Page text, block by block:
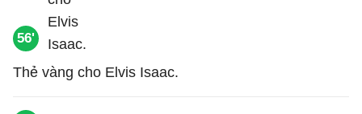
56'
Thẻ vàng cho Elvis Isaac.